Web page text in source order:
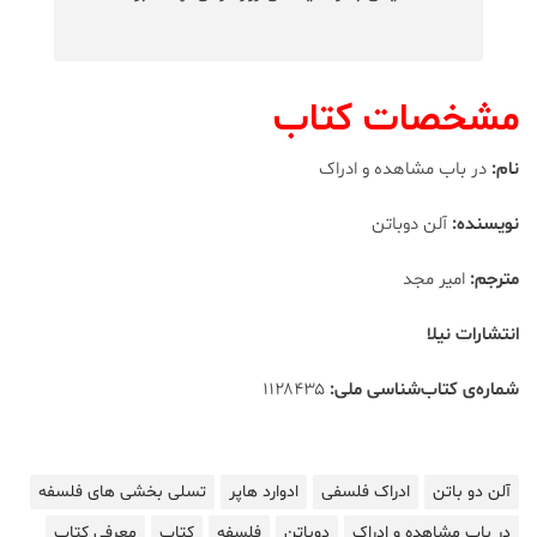
مشخصات کتاب
نام: در باب مشاهده و ادراک
نویسنده: آلن دوباتن
مترجم: امیر مجد
انتشارات نیلا
شماره‌ی کتاب‌شناسی ملی: ۱۱۲۸۴۳۵
آلن دو باتن ادراک فلسفی ادوارد هاپر
تسلی بخشی های فلسفه